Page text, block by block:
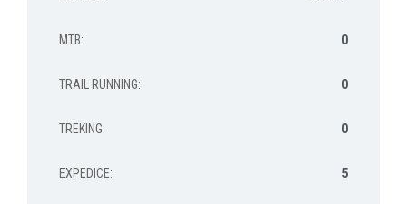
MTB: 0
TRAIL RUNNING: 0
TREKING: 0
EXPEDICE: 5